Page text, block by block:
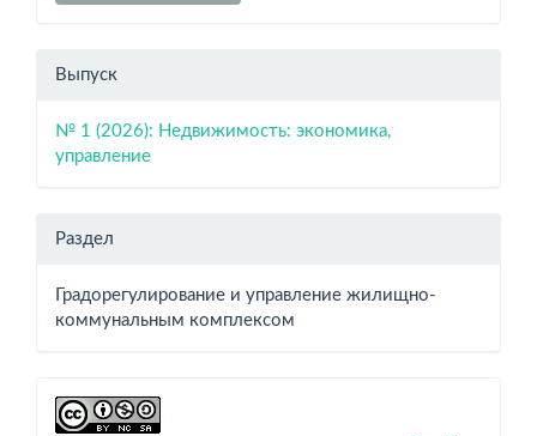
Выпуск
№ 1 (2026): Недвижимость: экономика,
управление
Раздел
Градорегулирование и управление жилищно-
коммунальным комплексом